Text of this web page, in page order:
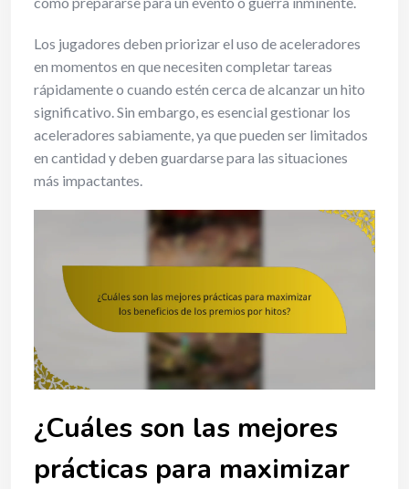
Los jugadores deben priorizar el uso de aceleradores
en momentos en que necesiten completar tareas
rápidamente o cuando estén cerca de alcanzar un hito
significativo. Sin embargo, es esencial gestionar los
aceleradores sabiamente, ya que pueden ser limitados
en cantidad y deben guardarse para las situaciones
más impactantes.
¿Cuáles son las mejores
prácticas para maximizar